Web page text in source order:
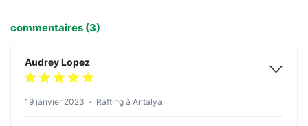
commentaires (3)
Audrey Lopez
19 janvier 2023 Rafting à Antalya